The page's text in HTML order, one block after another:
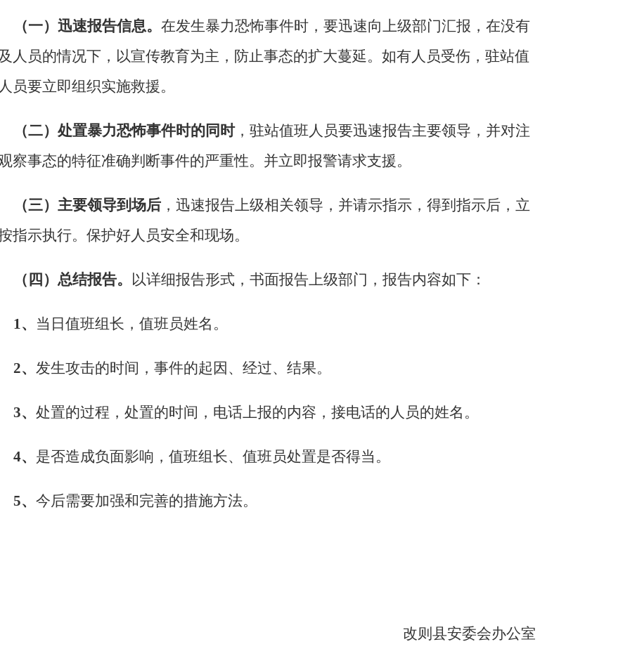
（一）迅速报告信息。在发生暴力恐怖事件时，要迅速向上级部门汇报，在没有
人员的情况下，以宣传教育为主，防止事态的扩大蔓延。如有人员受伤，驻站值
员要立即组织实施救援。
（二）处置暴力恐怖事件时的同时，驻站值班人员要迅速报告主要领导，并对注
察事态的特征准确判断事件的严重性。并立即报警请求支援。
（三）主要领导到场后 ，迅速报告上级相关领导，并请示指示，得到指示后，立
指示执行。保护好人员安全和现场。
（四）总结报告。 以详细报告形式，书面报告上级部门，报告内容如下：
1、 当日值班组长，值班员姓名。
2、 发生攻击的时间，事件的起因、经过、结果。
3、处置的过程，处置的时间，电话上报的内容，接电话的人员的姓名。
4、 是否造成负面影响，值班组长、值班员处置是否得当。
5、今后需要加强和完善的措施方法。
改则县安委会办公室